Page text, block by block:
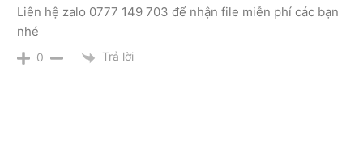
Liên hệ zalo 0777 149 703 để nhận file miễn phí các bạn
nhé
0 Trả lời